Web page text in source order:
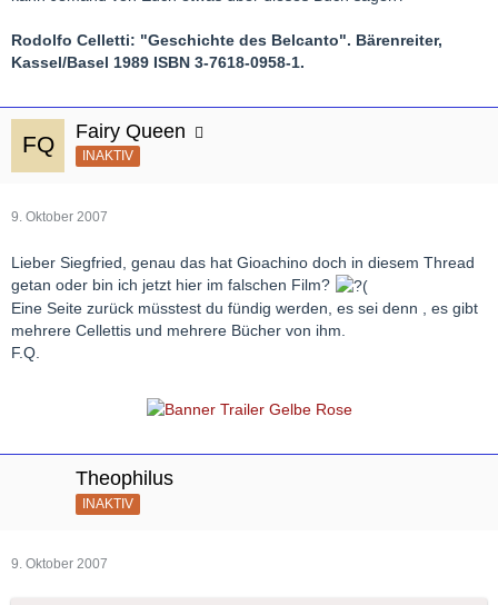
Rodolfo Celletti: "Geschichte des Belcanto". Bärenreiter,
Kassel/Basel 1989 ISBN 3-7618-0958-1.
Fairy Queen
INAKTIV
9. Oktober 2007
Lieber Siegfried, genau das hat Gioachino doch in diesem Thread
getan oder bin ich jetzt hier im falschen Film?
Eine Seite zurück müsstest du fündig werden, es sei denn , es gibt
mehrere Cellettis und mehrere Bücher von ihm.
F.Q.
Theophilus
INAKTIV
9. Oktober 2007